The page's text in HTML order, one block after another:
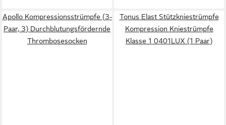
Apollo Kompressionsstrümpfe (3-
Paar, 3) Durchblutungsfördernde
Thrombosesocken
Tonus Elast Stützkniestrümpfe
Kompression Kniestrümpfe
Klasse 1 0401LUX (1 Paar)